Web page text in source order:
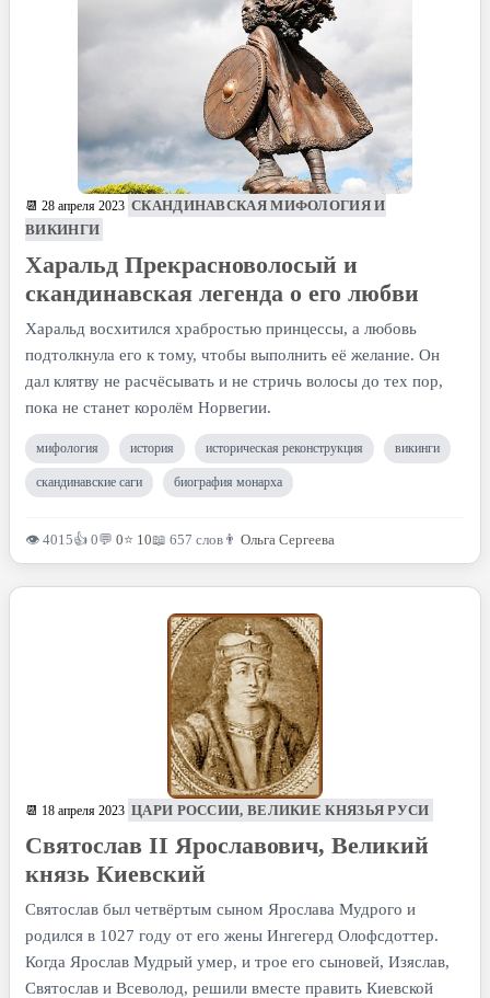
📆 28 апреля 2023 СКАНДИНАВСКАЯ МИФОЛОГИЯ И
ВИКИНГИ
Харальд Прекрасноволосый и
скандинавская легенда о его любви
Харальд восхитился храбростью принцессы, а любовь
подтолкнула его к тому, чтобы выполнить её желание. Он
дал клятву не расчёсывать и не стричь волосы до тех пор,
пока не станет королём Норвегии.
мифология история историческая реконструкция викинги
скандинавские саги биография монарха
👁 4015👍 0💬 0⭐ 10📖 657 слов 👨 Ольга Сергеева
📆 18 апреля 2023 ЦАРИ РОССИИ, ВЕЛИКИЕ КНЯЗЬЯ РУСИ
Святослав II Ярославович, Великий
князь Киевский
Святослав был четвёртым сыном Ярослава Мудрого и
родился в 1027 году от его жены Ингегерд Олофсдоттер.
Когда Ярослав Мудрый умер, и трое его сыновей, Изяслав,
Святослав и Всеволод, решили вместе править Киевской